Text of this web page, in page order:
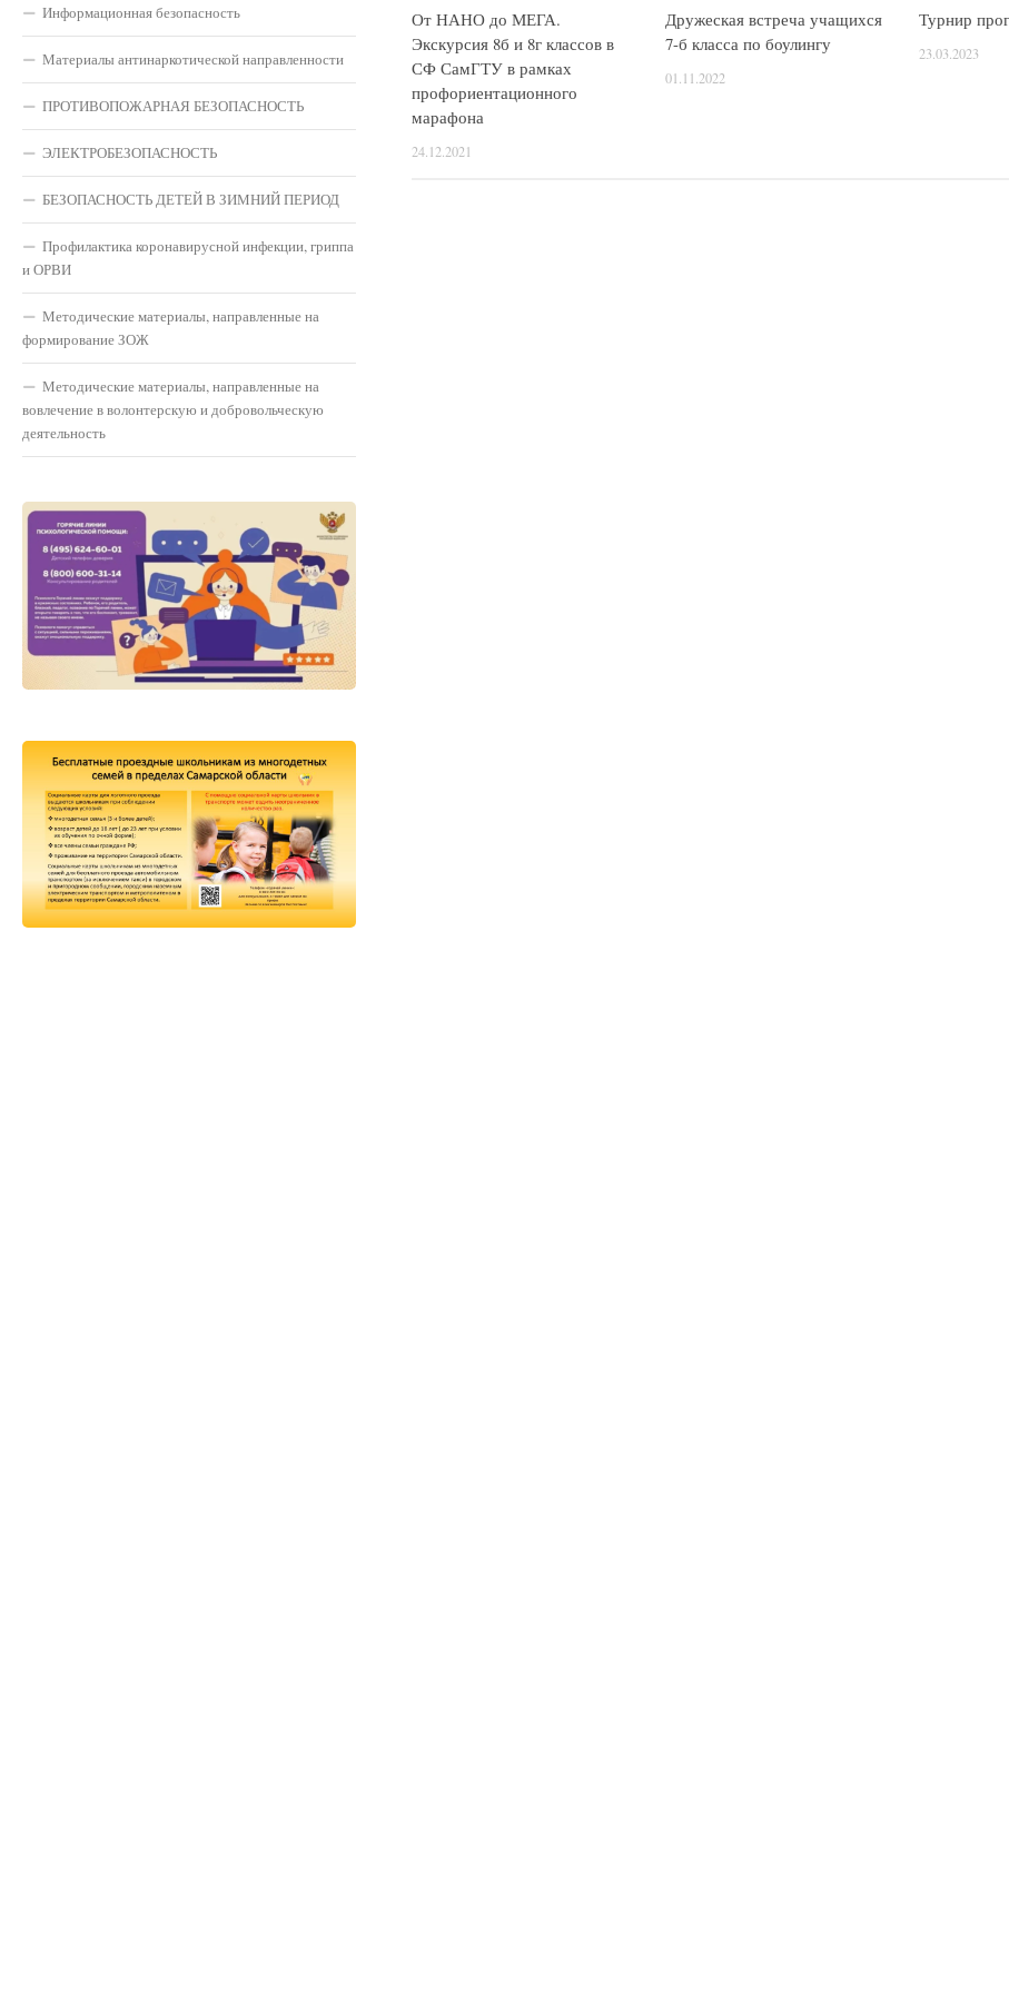
От НАНО до МЕГА.
Экскурсия 8б и 8г классов в
СФ СамГТУ в рамках
профориентационного
марафона
24.12.2021
Дружеская встреча учащихся
7-б класса по боулингу
01.11.2022
Турнир
23.03.2023
Информационная безопасность
Материалы антинаркотической направленности
ПРОТИВОПОЖАРНАЯ БЕЗОПАСНОСТЬ
ЭЛЕКТРОБЕЗОПАСНОСТЬ
БЕЗОПАСНОСТЬ ДЕТЕЙ В ЗИМНИЙ ПЕРИОД
Профилактика коронавирусной инфекции, гриппа
и ОРВИ
Методические материалы, направленные на
формирование ЗОЖ
Методические материалы, направленные на
вовлечение в волонтерскую и добровольческую
деятельность